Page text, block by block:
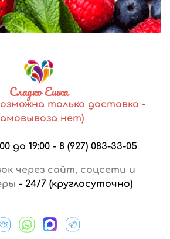
Сладко Ешка
только доставка -
нет)
до 19:00 - 8 (927) 083-33-05
через сайт, соцсети и
- 24/7 (круглосуточно)